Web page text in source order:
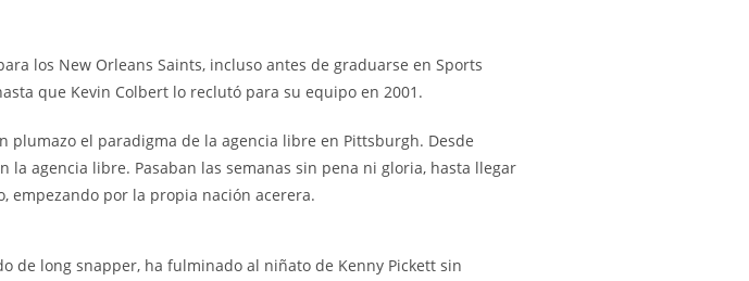
los New Orleans Saints, incluso antes de graduarse en Sports
que Kevin Colbert lo reclutó para su equipo en 2001.
plumazo el paradigma de la agencia libre en Pittsburgh. Desde
agencia libre. Pasaban las semanas sin pena ni gloria, hasta llegar
empezando por la propia nación acerera.
de long snapper, ha fulminado al niñato de Kenny Pickett sin